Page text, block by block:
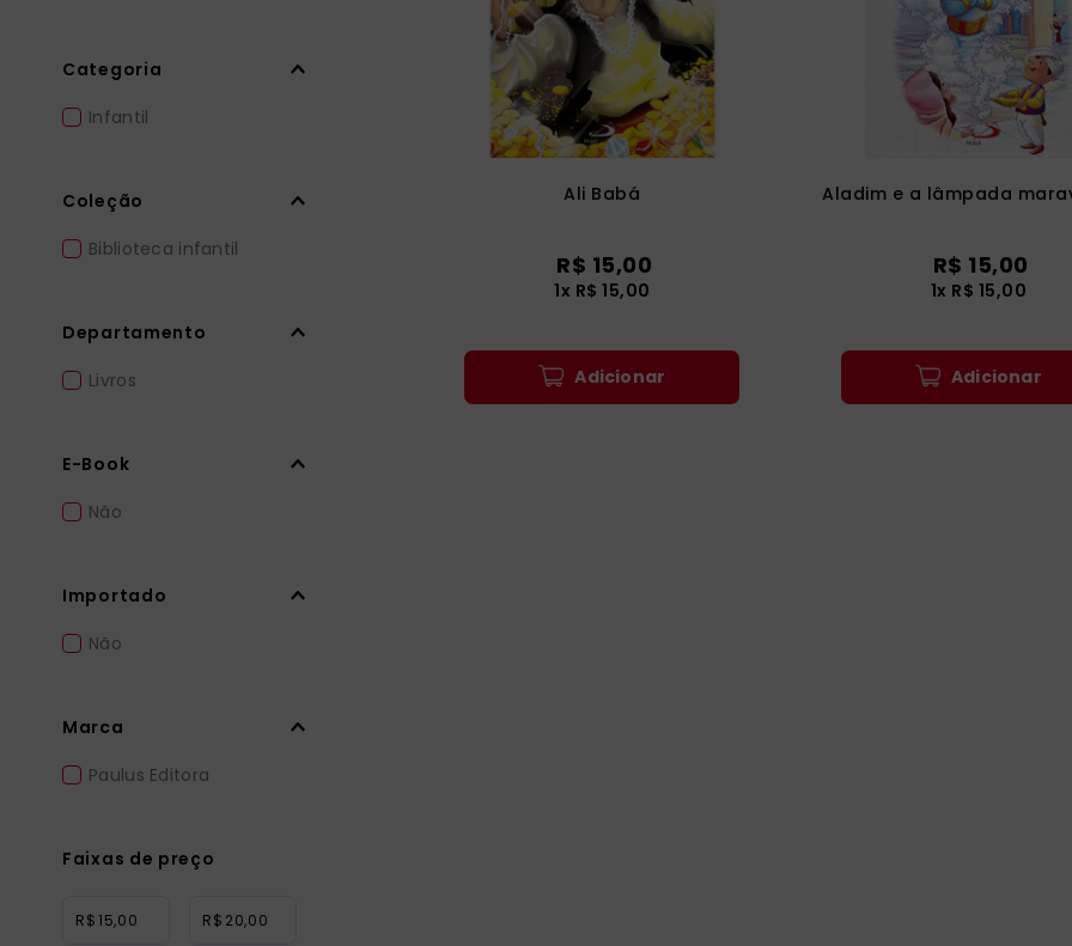
Categoria
Infantil
Coleção
Biblioteca infantil
Departamento
Livros
E-Book
Não
Importado
Não
Marca
Paulus Editora
Faixas de preço
R$ R$
Ali Babá
R$ 15,00
1x R$ 15,00
Adicionar
Aladim e a lâmpada
R$ 15,00
1x R$ 15,00
Adicionar